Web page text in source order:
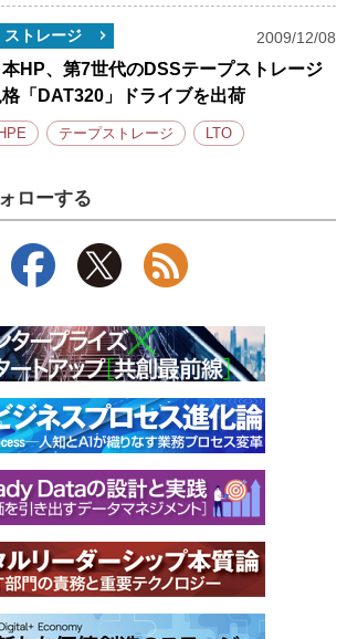
ストレージ 2009/12/08
本HP、第7世代のDSSテープストレージ
「DAT320」ドライブを出荷
HPE テープストレージ LTO
ローする